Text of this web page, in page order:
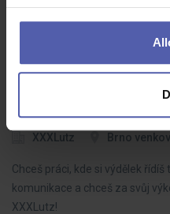
vysokého náborového…
Prodejce oddělení
XXXLutz Brno
Chceš práci, kde si výdělek
komunikace a chceš za svůj
XXXLutz!